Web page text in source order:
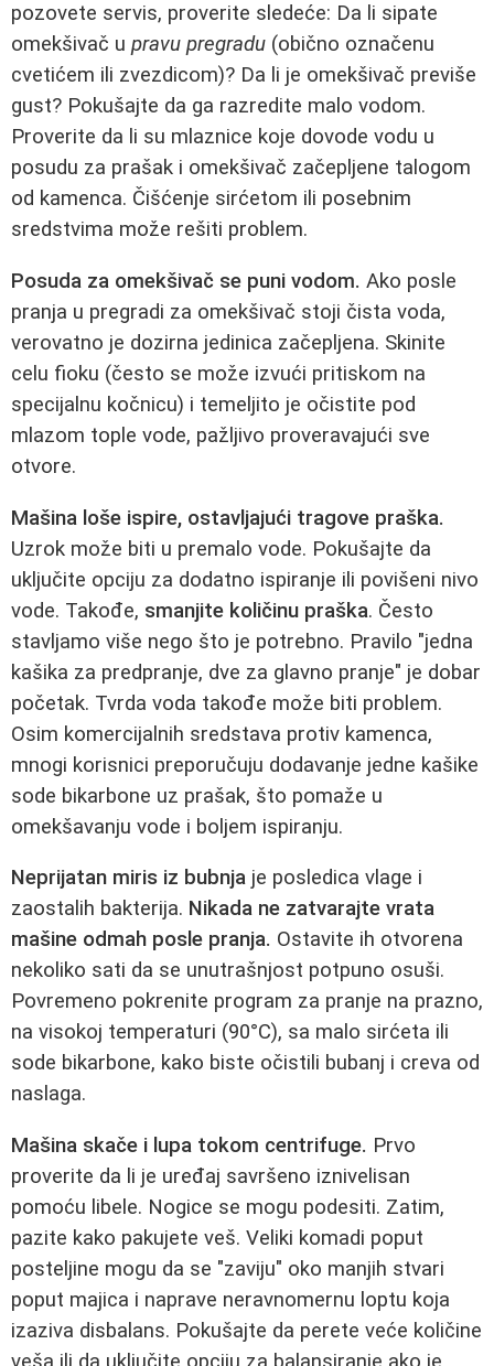
pozovete servis, proverite sledeće: Da li sipate
omekšivač u pravu pregradu (obično označenu
cvetićem ili zvezdicom)? Da li je omekšivač previše
gust? Pokušajte da ga razredite malo vodom.
Proverite da li su mlaznice koje dovode vodu u
posudu za prašak i omekšivač začepljene talogom
od kamenca. Čišćenje sirćetom ili posebnim
sredstvima može rešiti problem.
Posuda za omekšivač se puni vodom. Ako posle
pranja u pregradi za omekšivač stoji čista voda,
verovatno je dozirna jedinica začepljena. Skinite
celu fioku (često se može izvući pritiskom na
specijalnu kočnicu) i temeljito je očistite pod
mlazom tople vode, pažljivo proveravajući sve
otvore.
Mašina loše ispire, ostavljajući tragove praška.
Uzrok može biti u premalo vode. Pokušajte da
uključite opciju za dodatno ispiranje ili povišeni nivo
vode. Takođe, smanjite količinu praška. Često
stavljamo više nego što je potrebno. Pravilo "jedna
kašika za predpranje, dve za glavno pranje" je dobar
početak. Tvrda voda takođe može biti problem.
Osim komercijalnih sredstava protiv kamenca,
mnogi korisnici preporučuju dodavanje jedne kašike
sode bikarbone uz prašak, što pomaže u
omekšavanju vode i boljem ispiranju.
Neprijatan miris iz bubnja je posledica vlage i
zaostalih bakterija. Nikada ne zatvarajte vrata
mašine odmah posle pranja. Ostavite ih otvorena
nekoliko sati da se unutrašnjost potpuno osuši.
Povremeno pokrenite program za pranje na prazno,
na visokoj temperaturi (90°C), sa malo sirćeta ili
sode bikarbone, kako biste očistili bubanj i creva od
naslaga.
Mašina skače i lupa tokom centrifuge. Prvo
proverite da li je uređaj savršeno iznivelisan
pomoću libele. Nogice se mogu podesiti. Zatim,
pazite kako pakujete veš. Veliki komadi poput
posteljine mogu da se "zaviju" oko manjih stvari
poput majica i naprave neravnomernu loptu koja
izaziva disbalans. Pokušajte da perete veće količine